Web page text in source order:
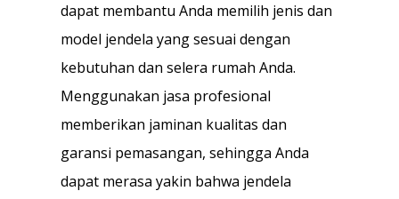
dapat membantu Anda memilih jenis dan
model jendela yang sesuai dengan
kebutuhan dan selera rumah Anda.
Menggunakan jasa profesional
memberikan jaminan kualitas dan
garansi pemasangan, sehingga Anda
dapat merasa yakin bahwa jendela